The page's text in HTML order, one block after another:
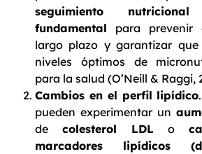
seguimiento
fundamental para prevenir
largo plazo y garantizar
niveles óptimos de
para la salud (O’Neill & Raggi,
Cambios en el perfil lipídico
pueden experimentar un
de colesterol LDL o
marcadores lipídicos